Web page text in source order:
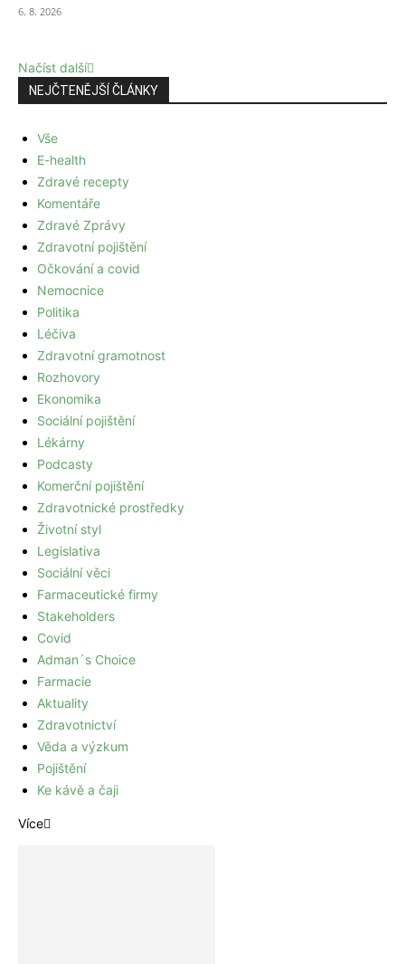
6. 8. 2026
Načíst další
NEJČTENĚJŠÍ ČLÁNKY
Vše
E-health
Zdravé recepty
Komentáře
Zdravé Zprávy
Zdravotní pojištění
Očkování a covid
Nemocnice
Politika
Léčiva
Zdravotní gramotnost
Rozhovory
Ekonomika
Sociální pojištění
Lékárny
Podcasty
Komerční pojištění
Zdravotnické prostředky
Životní styl
Legislativa
Sociální věci
Farmaceutické firmy
Stakeholders
Covid
Adman´s Choice
Farmacie
Aktuality
Zdravotnictví
Věda a výzkum
Pojištění
Ke kávě a čaji
Více